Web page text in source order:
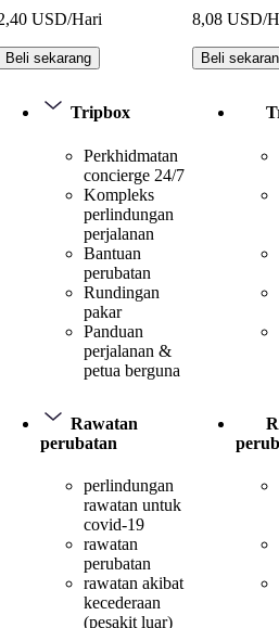
USD/Hari
Beli sekarang
Tripbox
Perkhidmatan
concierge 24/7
Kompleks
perlindungan
perjalanan
Bantuan
perubatan
Rundingan
pakar
Panduan
perjalanan &
petua berguna
Rawatan
perubatan
perlindungan
rawatan untuk
covid-19
rawatan
perubatan
rawatan akibat
kecederaan
(pesakit luar)
8,08 USD/
Beli